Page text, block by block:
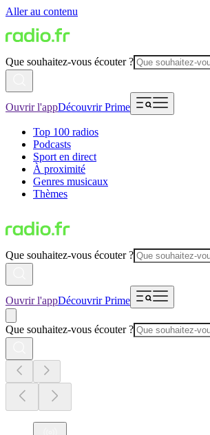
Aller au contenu
Que souhaitez-vous écouter ?
Ouvrir l'appDécouvrir Prime
Top 100 radios
Podcasts
Sport en direct
À proximité
Genres musicaux
Thèmes
Que souhaitez-vous écouter ?
Ouvrir l'appDécouvrir Prime
Que souhaitez-vous écouter ?